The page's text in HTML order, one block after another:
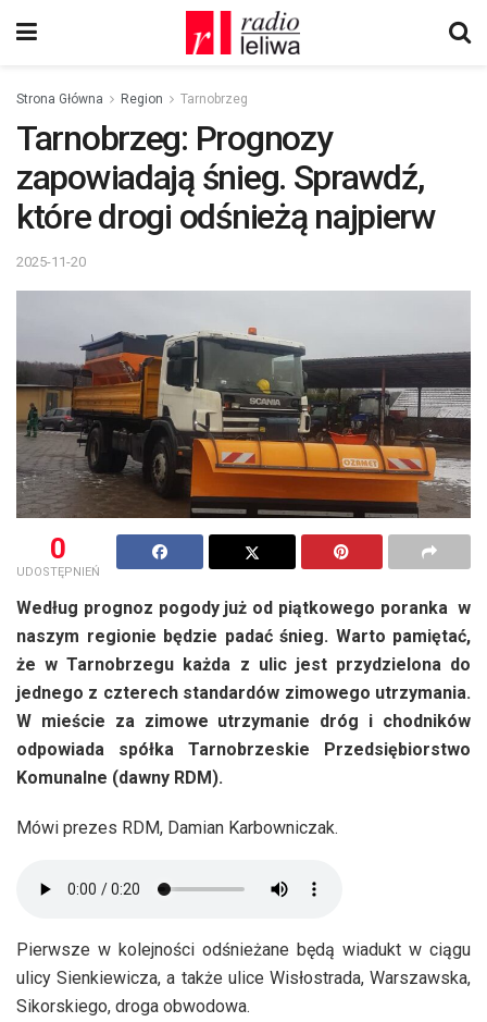
Strona Główna Region Tarnobrzeg
Tarnobrzeg: Prognozy
zapowiadają śnieg. Sprawdź,
które drogi odśnieżą najpierw
2025-11-20
0
UDOSTĘPNIEŃ
Według prognoz pogody już od piątkowego poranka w
naszym regionie będzie padać śnieg. Warto pamiętać,
że w Tarnobrzegu każda z ulic jest przydzielona do
jednego z czterech standardów zimowego utrzymania.
W mieście za zimowe utrzymanie dróg i chodników
odpowiada spółka Tarnobrzeskie Przedsiębiorstwo
Komunalne (dawny RDM).
Mówi prezes RDM, Damian Karbowniczak.
Pierwsze w kolejności odśnieżane będą wiadukt w ciągu
ulicy Sienkiewicza, a także ulice Wisłostrada, Warszawska,
Sikorskiego, droga obwodowa.